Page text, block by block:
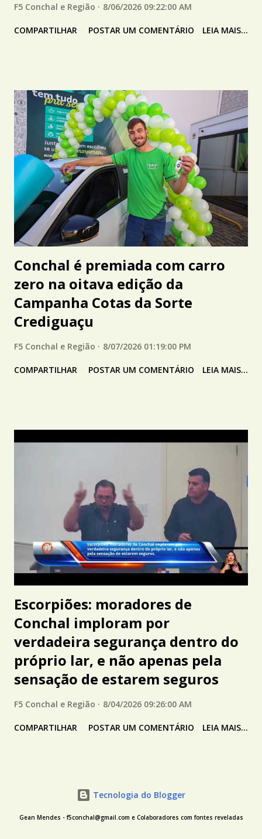
F5 Conchal e Região 8/06/2026 09:22:00 AM
COMPARTILHAR POSTAR UM COMENTÁRIO LEIA MAIS...
Conchal é premiada com carro
zero na oitava edição da
Campanha Cotas da Sorte
Crediguaçu
F5 Conchal e Região 8/07/2026 01:19:00 PM
COMPARTILHAR POSTAR UM COMENTÁRIO LEIA MAIS...
Escorpiões: moradores de
Conchal imploram por
verdadeira segurança dentro do
próprio lar, e não apenas pela
sensação de estarem seguros
F5 Conchal e Região 8/04/2026 09:26:00 AM
COMPARTILHAR POSTAR UM COMENTÁRIO LEIA MAIS...
Tecnologia do Blogger
Gean Mendes - f5conchal@gmail.com e Colaboradores com fontes reveladas